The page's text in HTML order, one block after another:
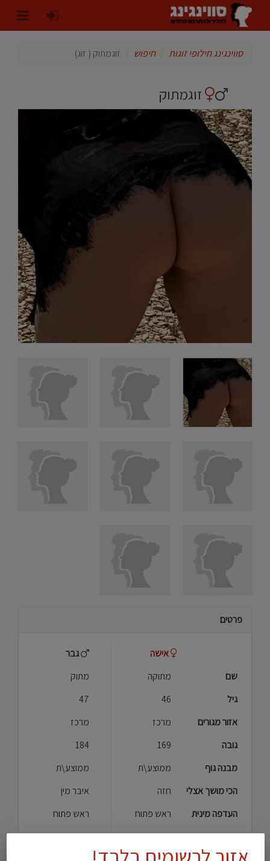
סווינגינג חילופי זוגות חיפוש זוגמתוק ( זוג)
זוגמתוק
פרטים
אישה
גבר
שם
מתוקה
מתוק
גיל
46
47
אזור מגורים
מרכז
מרכז
גובה
169
184
מבנה גוף
ממוצע\ת
ממוצע\ת
הכי מושך אצלי
חזה
איבר מין
העדפה מינית
ראש פתוח
ראש פתוח
צבע עור
בהיר
בהיר